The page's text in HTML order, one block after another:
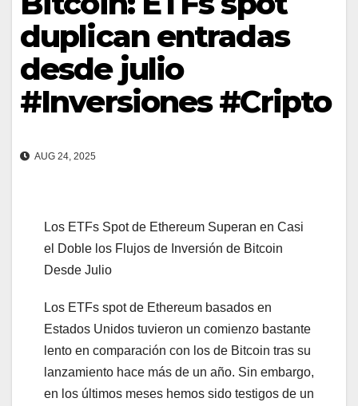
duplican entradas
desde julio
#Inversiones #Cripto
AUG 24, 2025
Los ETFs Spot de Ethereum Superan en Casi
el Doble los Flujos de Inversión de Bitcoin
Desde Julio
Los ETFs spot de Ethereum basados en
Estados Unidos tuvieron un comienzo bastante
lento en comparación con los de Bitcoin tras su
lanzamiento hace más de un año. Sin embargo,
en los últimos meses hemos sido testigos de un